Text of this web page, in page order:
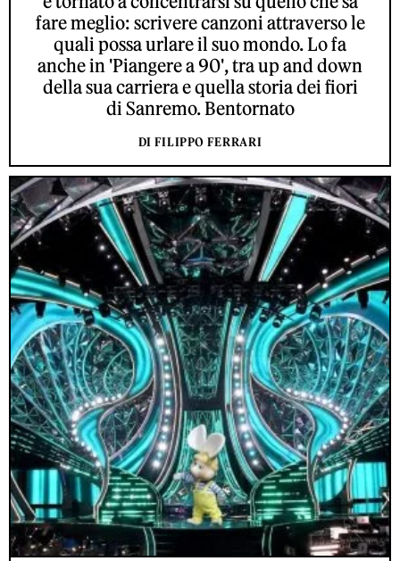
fare meglio: scrivere canzoni attraverso le
quali possa urlare il suo mondo. Lo fa
anche in 'Piangere a 90', tra up and down
della sua carriera e quella storia dei fiori
di Sanremo. Bentornato
DI FILIPPO FERRARI